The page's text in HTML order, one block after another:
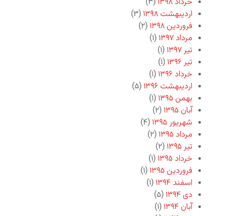
اردیبهشت ۱۳۹۸
(۳)
فروردین ۱۳۹۸
(۲)
مرداد ۱۳۹۷
(۱)
تیر ۱۳۹۷
(۱)
تیر ۱۳۹۶
(۱)
خرداد ۱۳۹۶
(۱)
اردیبهشت ۱۳۹۶
(۵)
بهمن ۱۳۹۵
(۱)
آبان ۱۳۹۵
(۲)
شهریور ۱۳۹۵
(۴)
مرداد ۱۳۹۵
(۲)
تیر ۱۳۹۵
(۲)
خرداد ۱۳۹۵
(۱)
فروردین ۱۳۹۵
(۱)
اسفند ۱۳۹۴
(۱)
دی ۱۳۹۴
(۵)
آبان ۱۳۹۴
(۱)